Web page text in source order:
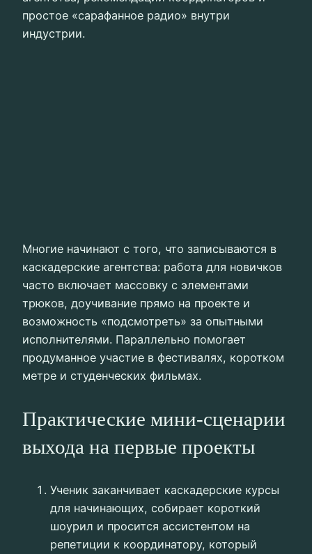
простое «сарафанное радио» внутри
индустрии.
Многие начинают с того, что записываются в
каскадерские агентства: работа для новичков
часто включает массовку с элементами
трюков, доучивание прямо на проекте и
возможность «подсмотреть» за опытными
исполнителями. Параллельно помогает
продуманное участие в фестивалях, коротком
метре и студенческих фильмах.
Практические мини-сценарии
выхода на первые проекты
Ученик заканчивает каскадерские курсы
для начинающих, собирает короткий
шоурил и просится ассистентом на
репетиции к координатору, который